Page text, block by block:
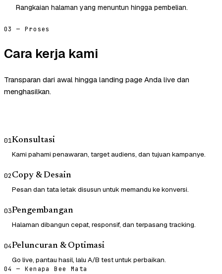
Rangkaian halaman yang menuntun hingga pembelian.
03 — Proses
Cara kerja kami
Transparan dari awal hingga landing page Anda live dan
menghasilkan.
01Konsultasi
Kami pahami penawaran, target audiens, dan tujuan kampanye.
02Copy & Desain
Pesan dan tata letak disusun untuk memandu ke konversi.
03Pengembangan
Halaman dibangun cepat, responsif, dan terpasang tracking.
04Peluncuran & Optimasi
Go live, pantau hasil, lalu A/B test untuk perbaikan.
04 — Kenapa Bee Mata